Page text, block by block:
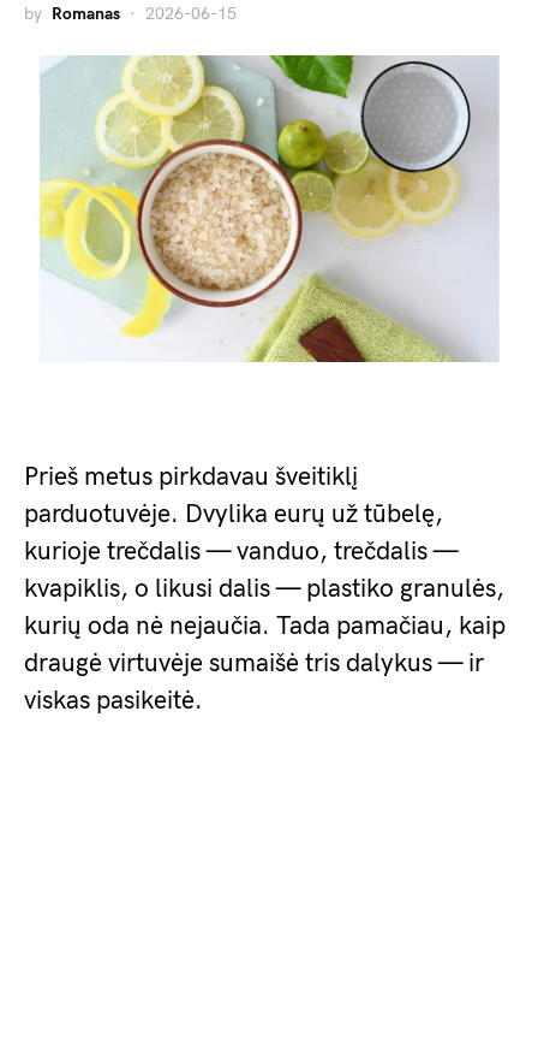
by Romanas 2026-06-15
Prieš metus pirkdavau šveitiklį
parduotuvėje. Dvylika eurų už tūbelę,
kurioje trečdalis — vanduo, trečdalis —
kvapiklis, o likusi dalis — plastiko granulės,
kurių oda nė nejaučia. Tada pamačiau, kaip
draugė virtuvėje sumaišė tris dalykus — ir
viskas pasikeitė.